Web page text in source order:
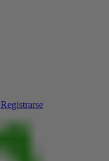
Registrarse